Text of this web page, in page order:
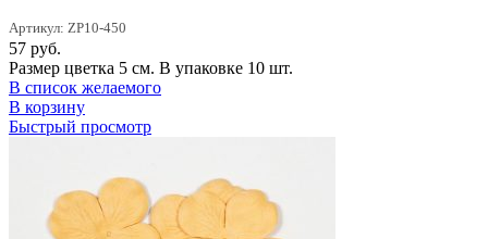
Артикул: ZP10-450
57 руб.
Размер цветка 5 см. В упаковке 10 шт.
В список желаемого
В корзину
Быстрый просмотр